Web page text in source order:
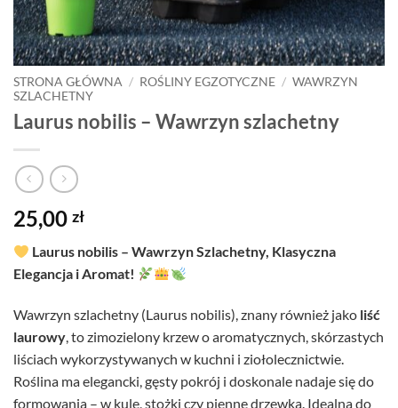
STRONA GŁÓWNA / ROŚLINY EGZOTYCZNE / WAWRZYN
SZLACHETNY
Laurus nobilis – Wawrzyn szlachetny
25,00 zł
Laurus nobilis – Wawrzyn Szlachetny, Klasyczna
Elegancja i Aromat!
Wawrzyn szlachetny (Laurus nobilis), znany również jako liść
laurowy , to zimozielony krzew o aromatycznych, skórzastych
liściach wykorzystywanych w kuchni i ziołolecznictwie.
Roślina ma elegancki, gęsty pokrój i doskonale nadaje się do
formowania – w kule, stożki czy pienne drzewka. Idealna do